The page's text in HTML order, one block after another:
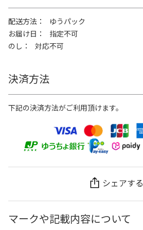
配送方法
ゆうパック
お届け日
指定不可
のし
対応不可
決済方法
下記の決済方法がご利用頂けます。
シェアする
マークや記載内容について